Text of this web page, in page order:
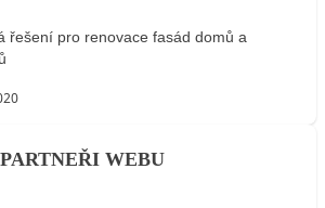
řešení pro renovace fasád domů a
PARTNEŘI WEBU